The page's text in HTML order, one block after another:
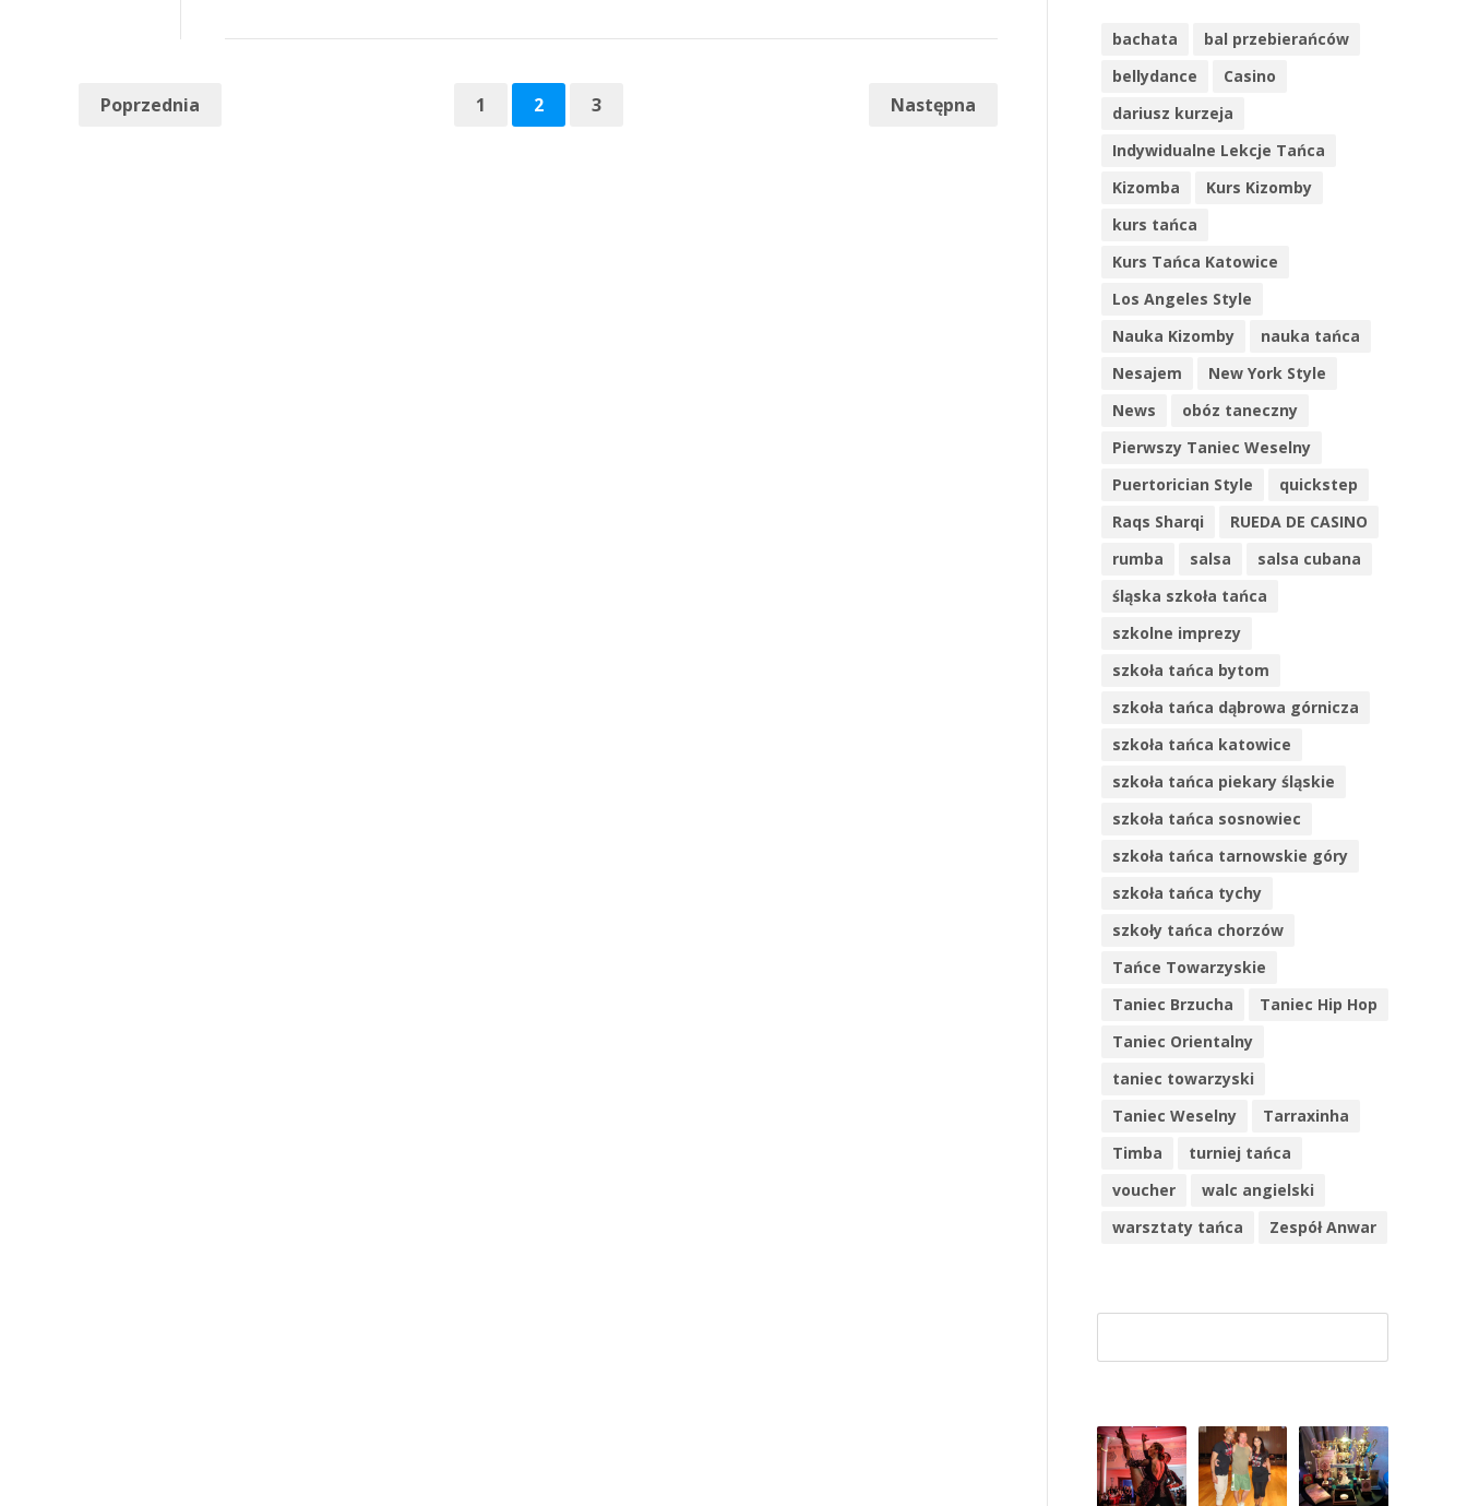
Poprzednia 1 2 3 Następna
bachata
bal przebierańców
bellydance
Casino
dariusz kurzeja
Indywidualne Lekcje Tańca
Kizomba
Kurs Kizomby
kurs tańca
Kurs Tańca Katowice
Los Angeles Style
Nauka Kizomby
nauka tańca
Nesajem
New York Style
News
obóz taneczny
Pierwszy Taniec Weselny
Puertorician Style
quickstep
Raqs Sharqi
RUEDA DE CASINO
rumba
salsa
salsa cubana
śląska szkoła tańca
szkolne imprezy
szkoła tańca bytom
szkoła tańca dąbrowa górnicza
szkoła tańca katowice
szkoła tańca piekary śląskie
szkoła tańca sosnowiec
szkoła tańca tarnowskie góry
szkoła tańca tychy
szkoły tańca chorzów
Tańce Towarzyskie
Taniec Brzucha
Taniec Hip Hop
Taniec Orientalny
taniec towarzyski
Taniec Weselny
Tarraxinha
Timba
turniej tańca
voucher
walc angielski
warsztaty tańca
Zespół Anwar